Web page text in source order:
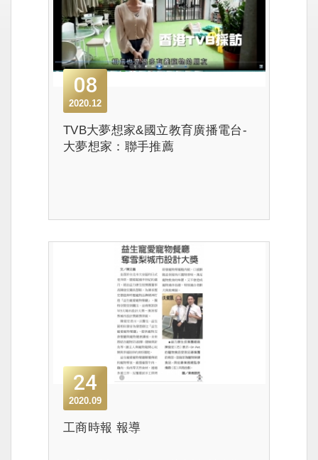
08
2020.12
TVB大夢想家&國立教育廣播電台-
大夢想家：聯手推薦
24
2020.09
工商時報 報導